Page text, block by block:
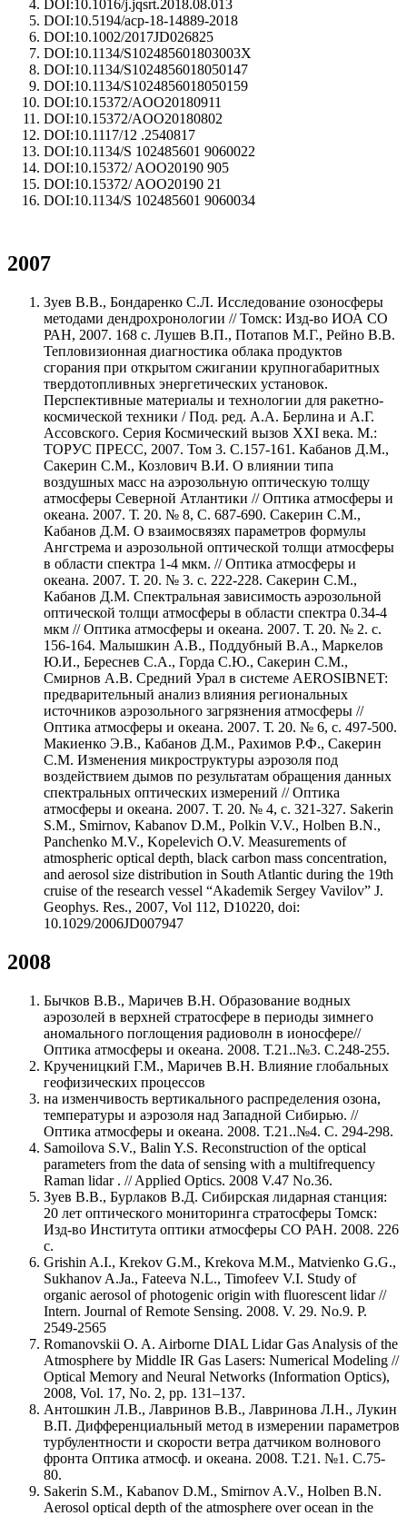
DOI:10.1016/j.jqsrt.2018.08.013
DOI:10.5194/acp-18-14889-2018
DOI:10.1002/2017JD026825
DOI:10.1134/S102485601803003X
DOI:10.1134/S1024856018050147
DOI:10.1134/S1024856018050159
DOI:10.15372/AOO20180911
DOI:10.15372/AOO20180802
DOI:10.1117/12 .2540817
DOI:10.1134/S 102485601 9060022
DOI:10.15372/ AOO20190 905
DOI:10.15372/ AOO20190 21
DOI:10.1134/S 102485601 9060034
2007
Зуев В.В., Бондаренко С.Л. Исследование озоносферы
методами дендрохронологии // Томск: Изд-во ИОА СО
РАН, 2007. 168 с. Лушев В.П., Потапов М.Г., Рейно В.В.
Тепловизионная диагностика облака продуктов
сгорания при открытом сжигании крупногабаритных
твердотопливных энергетических установок.
Перспективные материалы и технологии для ракетно-
космической техники / Под. ред. А.А. Берлина и А.Г.
Ассовского. Серия Космический вызов ХХI века. М.:
ТОРУС ПРЕСС, 2007. Том 3. С.157-161. Кабанов Д.М.,
Сакерин С.М., Козлович В.И. О влиянии типа
воздушных масс на аэрозольную оптическую толщу
атмосферы Северной Атлантики // Оптика атмосферы и
океана. 2007. Т. 20. № 8, С. 687-690. Cакерин С.М.,
Кабанов Д.М. О взаимосвязях параметров формулы
Ангстрема и аэрозольной оптической толщи атмосферы
в области спектра 1-4 мкм. // Оптика атмосферы и
океана. 2007. Т. 20. № 3. с. 222-228. Сакерин С.М.,
Кабанов Д.М. Спектральная зависимость аэрозольной
оптической толщи атмосферы в области спектра 0.34-4
мкм // Оптика атмосферы и океана. 2007. Т. 20. № 2. с.
156-164. Малышкин А.В., Поддубный В.А., Маркелов
Ю.И., Береснев С.А., Горда С.Ю., Сакерин С.М.,
Смирнов А.В. Средний Урал в системе AEROSIBNET:
предварительный анализ влияния региональных
источников аэрозольного загрязнения атмосферы //
Оптика атмосферы и океана. 2007. Т. 20. № 6, с. 497-500.
Макиенко Э.В., Кабанов Д.М., Рахимов Р.Ф., Сакерин
С.М. Изменения микроструктуры аэрозоля под
воздействием дымов по результатам обращения данных
спектральных оптических измерений // Оптика
атмосферы и океана. 2007. Т. 20. № 4, с. 321-327. Sakerin
S.M., Smirnov, Kabanov D.M., Polkin V.V., Holben B.N.,
Panchenko M.V., Kopelevich O.V. Measurements of
atmospheric optical depth, black carbon mass concentration,
and aerosol size distribution in South Atlantic during the 19th
cruise of the research vessel “Akademik Sergey Vavilov” J.
Geophys. Res., 2007, Vol 112, D10220, doi:
10.1029/2006JD007947
2008
Бычков В.В., Маричев В.Н. Образование водных
аэрозолей в верхней стратосфере в периоды зимнего
аномального поглощения радиоволн в ионосфере//
Оптика атмосферы и океана. 2008. Т.21..№3. С.248-255.
Крученицкий Г.М., Маричев В.Н. Влияние глобальных
геофизических процессов
на изменчивость вертикального распределения озона,
температуры и аэрозоля над Западной Сибирью. //
Оптика атмосферы и океана. 2008. Т.21..№4. С. 294-298.
Samoilova S.V., Balin Y.S. Reconstruction of the optical
parameters from the data of sensing with a multifrequency
Raman lidar . // Applied Optics. 2008 V.47 No.36.
Зуев В.В., Бурлаков В.Д. Сибирская лидарная станция:
20 лет оптического мониторинга стратосферы Томск:
Изд-во Института оптики атмосферы СО РАН. 2008. 226
с.
Grishin A.I., Krekov G.M., Krekova M.M., Matvienko G.G.,
Sukhanov A.Ja., Fateeva N.L., Timofeev V.I. Study of
organic aerosol of photogenic origin with fluorescent lidar //
Intern. Journal of Remote Sensing. 2008. V. 29. No.9. P.
2549-2565
Romanovskii O. A. Airborne DIAL Lidar Gas Analysis of the
Atmosphere by Middle IR Gas Lasers: Numerical Modeling //
Optical Memory and Neural Networks (Information Optics),
2008, Vol. 17, No. 2, pp. 131–137.
Антошкин Л.В., Лавринов В.В., Лавринова Л.Н., Лукин
В.П. Дифференциальный метод в измерении параметров
турбулентности и скорости ветра датчиком волнового
фронта Оптика атмосф. и океана. 2008. Т.21. №1. С.75-
80.
Sakerin S.M., Kabanov D.M., Smirnov A.V., Holben B.N.
Aerosol optical depth of the atmosphere over ocean in the